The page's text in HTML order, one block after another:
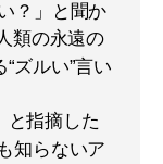
？」と聞か
類の永遠の
ズルい”言い
と指摘した
知らないア